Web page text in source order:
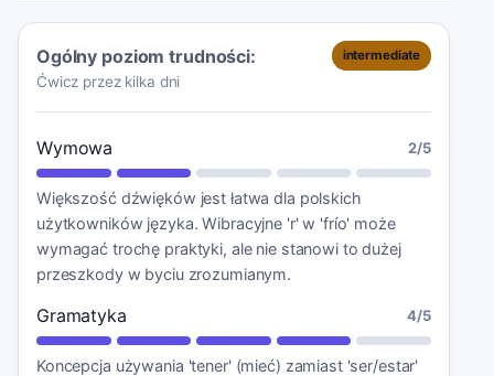
Ogólny poziom trudności: intermediate
Ćwicz przez kilka dni
Wymowa 2/5
Większość dźwięków jest łatwa dla polskich
użytkowników języka. Wibracyjne 'r' w 'frío' może
wymagać trochę praktyki, ale nie stanowi to dużej
przeszkody w byciu zrozumianym.
Gramatyka 4/5
Koncepcja używania 'tener' (mieć) zamiast 'ser/estar'